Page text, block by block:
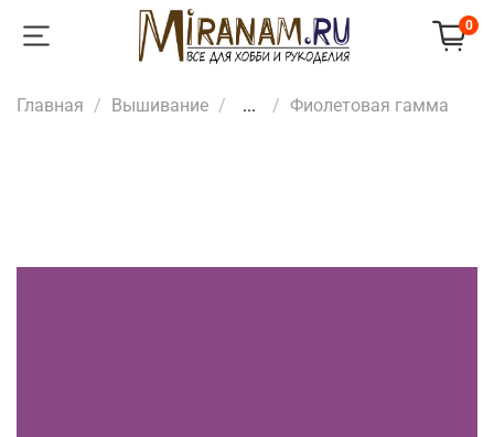
0
Главная Вышивание ... Фиолетовая гамма